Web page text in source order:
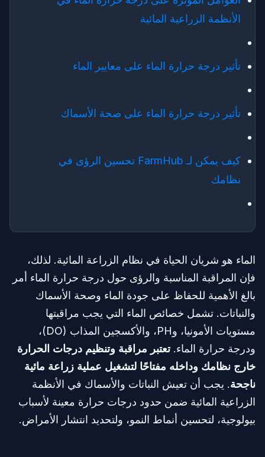
الأنظمة الزراعية المائية
تأثير درجة حرارة الماء على معايير الماء
تأثير درجة حرارة الماء على صحة الأسماك
كيف يمكن لـ FarmHub تحسين الرؤى في
نظامك
الماء هو شريان الحياة في نظام الزراعة المائية. لذلك،
فإن المراقبة المناسبة والرؤى حول درجة حرارة الماء أمر
بالغ الأهمية للحفاظ على جودة الماء وصحة الأسماك
والنباتات. تشمل خصائص الماء التي يجب مراقبتها
مستويات الأمونيا، وPH، والأكسجين المذاب (DO)،
ودرجة حرارة الماء.تعتبر مراقبة وتنظيم درجات الحرارة
خارج نظامك وداخله مفتاحًا لتشغيل عملية زراعة مائية
ناجحة. يجب أن تعيش النباتات والأسماك في الأنظمة
الزراعية المائية ضمن حدود درجات حرارة معينة لأسباب
بيولوجية، لتحسين أنماط النمو، ولتحديد انتشار الأمراض.